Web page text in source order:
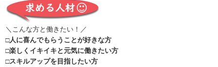
＼こんな方と働きたい！／
□人に喜んでもらうことが好きな方
□楽しくイキイキと元気に働きたい方
□スキルアップを目指したい方